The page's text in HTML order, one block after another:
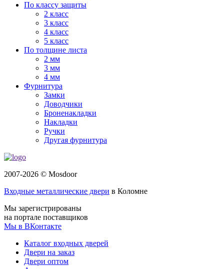
По классу защиты
2 класс
3 класс
4 класс
5 класс
По толщине листа
2 мм
3 мм
4 мм
Фурнитура
Замки
Доводчики
Броненакладки
Накладки
Ручки
Другая фурнитура
2007-2026 © Mosdoor
Входные металлические двери в Коломне
Мы зарегистрированы
на портале поставщиков
Мы в ВКонтакте
Каталог входных дверей
Двери на заказ
Двери оптом